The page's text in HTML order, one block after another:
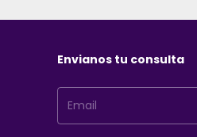
Envianos tu consulta